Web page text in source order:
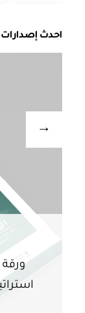
احدث إصدارات
ورقة